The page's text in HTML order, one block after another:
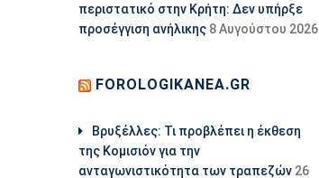
περιστατικό στην Κρήτη: Δεν υπήρξε
προσέγγιση ανήλικης 8 Αυγούστου 2026
FOROLOGIKANEA.GR
Βρυξέλλες: Τι προβλέπει η έκθεση
της Κομισιόν για την
ανταγωνιστικότητα των τραπεζών 26